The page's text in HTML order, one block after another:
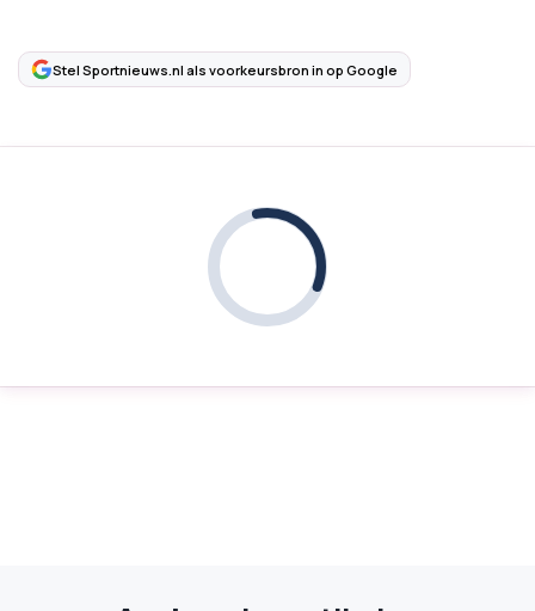
Stel Sportnieuws.nl als voorkeursbron in op Google